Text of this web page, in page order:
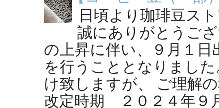
日頃より珈琲豆ス
誠にありがとうご
の上昇に伴い、９月１
を行うこととなりまし
け致しますが、 ご理解
改定時期 ２０２４年９